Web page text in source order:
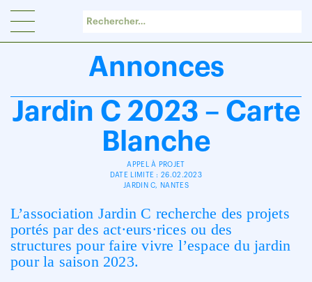
Annonces
Jardin C 2023 – Carte
Blanche
APPEL À PROJET
DATE LIMITE : 26.02.2023
JARDIN C, NANTES
L’association Jardin C recherche des projets
portés par des act∙eurs∙rices ou des
structures pour faire vivre l’espace du jardin
pour la saison 2023.